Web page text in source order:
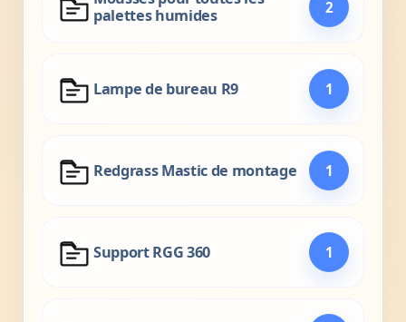
palettes humides
2
Lampe de bureau R9 1
Redgrass Mastic de montage 1
Support RGG 360 1